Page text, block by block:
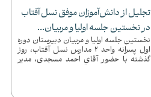
تجلیل از دانش‌آموزان موفق نسل آفتاب
در نخستین جلسه اولیا و مربیان...
نخستین جلسه اولیا و مربیان دبیرستان دوره
اول پسرانه واحد 2 مدارس نسل آفتاب، روز
گذشته با حضور آقای احمد مسجدی، مدیر